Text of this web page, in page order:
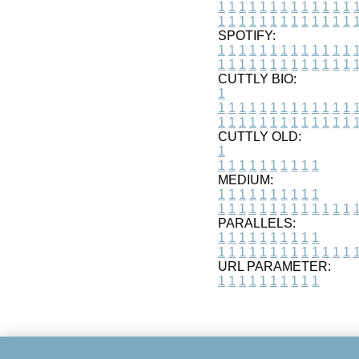
1 1 1 1 1 1 1 1 1 1 1 1 1 1
1 1 1 1 1 1 1 1 1 1 1 1 1 1
SPOTIFY:
1 1 1 1 1 1 1 1 1 1 1 1 1 1
1 1 1 1 1 1 1 1 1 1 1 1 1 1
CUTTLY BIO:
1
1 1 1 1 1 1 1 1 1 1 1 1 1 1
1 1 1 1 1 1 1 1 1 1 1 1 1 1
CUTTLY OLD:
1
1 1 1 1 1 1 1 1 1 1
MEDIUM:
1 1 1 1 1 1 1 1 1 1
1 1 1 1 1 1 1 1 1 1 1 1 1 1
PARALLELS:
1 1 1 1 1 1 1 1 1 1
1 1 1 1 1 1 1 1 1 1 1 1 1 1
URL PARAMETER:
1 1 1 1 1 1 1 1 1 1